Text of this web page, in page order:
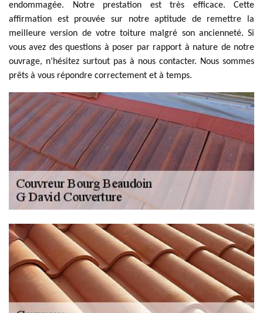
endommagée. Notre prestation est très efficace. Cette
affirmation est prouvée sur notre aptitude de remettre la
meilleure version de votre toiture malgré son ancienneté. Si
vous avez des questions à poser par rapport à nature de notre
ouvrage, n’hésitez surtout pas à nous contacter. Nous sommes
prêts à vous répondre correctement et à temps.